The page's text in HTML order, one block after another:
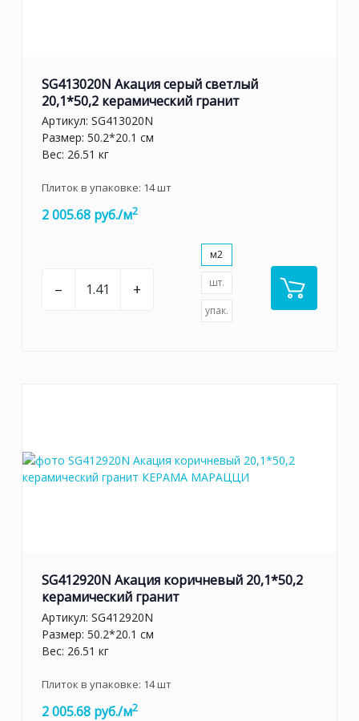
SG413020N Акация серый светлый
20,1*50,2 керамический гранит
Артикул: SG413020N
Размер: 50.2*20.1 см
Вес: 26.51 кг
Плиток в упаковке: 14шт
2 005.68 руб./м2
– +
м2
шт.
упак.
SG412920N Акация коричневый 20,1*50,2
керамический гранит
Артикул: SG412920N
Размер: 50.2*20.1 см
Вес: 26.51 кг
Плиток в упаковке: 14шт
2 005.68 руб./м2